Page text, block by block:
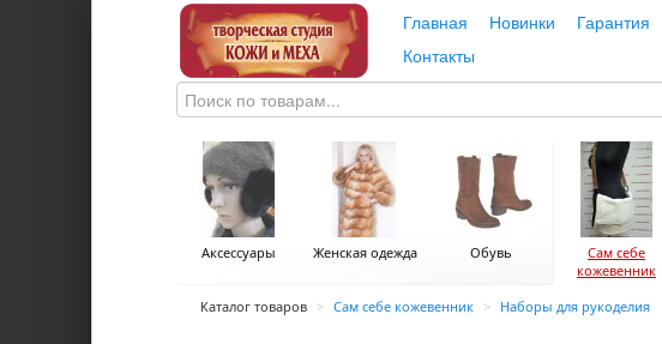
Главная Новинки Гарантия
Контакты
Аксессуары Женская одежда Обувь
Сам себе
кожевенник
Каталог товаров > Сам себе кожевенник > Наборы для рукоделия